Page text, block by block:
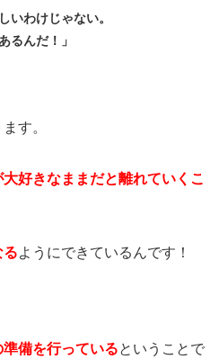
いわけじゃない。
るんだ！」
す。
好きなままだと離れていくこ
ようにできているんです！
備を行っているということで